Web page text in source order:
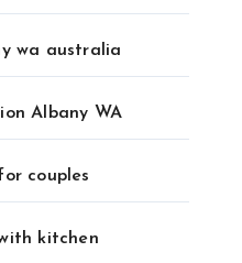
wa australia
Albany WA
couples
kitchen